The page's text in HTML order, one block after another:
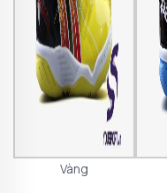
Vàng